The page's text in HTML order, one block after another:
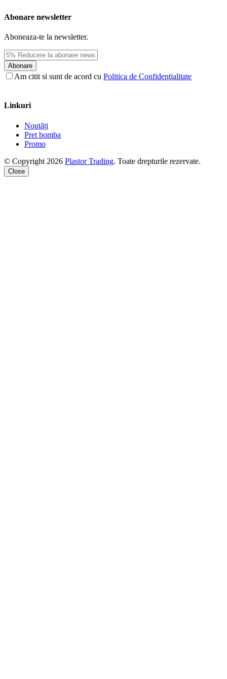
Abonare newsletter
Aboneaza-te la newsletter.
Abonare
Am citit si sunt de acord cu Politica de Confidenţialitate
Linkuri
Noutăți
Pret bomba
Promo
© Copyright 2026 Plastor Trading. Toate drepturile rezervate.
Close